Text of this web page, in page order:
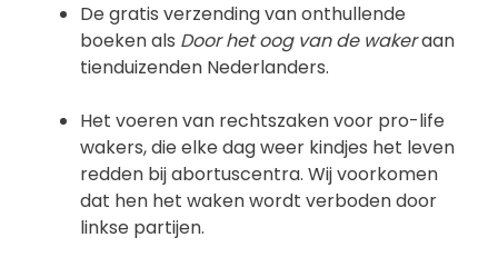
De gratis verzending van onthullende
boeken als Door het oog van de wakeraan
tienduizenden Nederlanders.
Het voeren van rechtszaken voor pro-life
wakers, die elke dag weer kindjes het leven
redden bij abortuscentra. Wij voorkomen
dat hen het waken wordt verboden door
linkse partijen.